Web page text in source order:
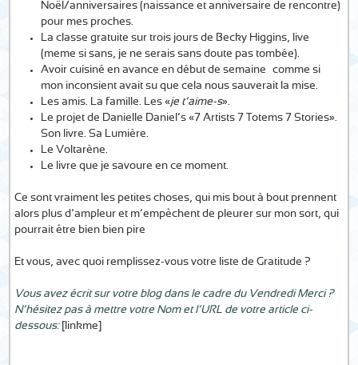
Noël/anniversaires (naissance et anniversaire de rencontre)
pour mes proches.
La classe gratuite sur trois jours de Becky Higgins, live
(meme si sans, je ne serais sans doute pas tombée).
Avoir cuisiné en avance en début de semaine… comme si
mon inconsient avait su que cela nous sauverait la mise.
Les amis. La famille. Les «je t’aime-s».
Le projet de Danielle Daniel’s «7 Artists 7 Totems 7 Stories».
Son livre. Sa Lumière.
Le Voltarène.
Le livre que je savoure en ce moment.
Ce sont vraiment les petites choses, qui mis bout à bout prennent
alors plus d’ampleur et m’empêchent de pleurer sur mon sort, qui
pourrait être bien bien pire…
Et vous, avec quoi remplissez-vous votre liste de Gratitude ?
Vous avez écrit sur votre blog dans le cadre du Vendredi Merci ?
N’hésitez pas à mettre votre Nom et l’URL de votre article ci-
dessous:
[linkme]